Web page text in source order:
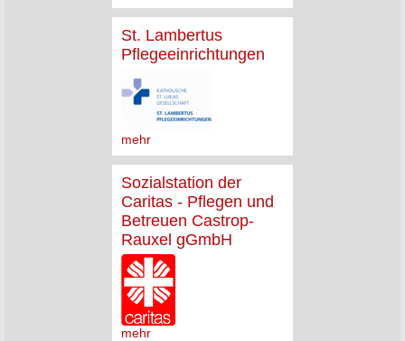
St. Lambertus
Pflegeeinrichtungen
mehr
Sozialstation der
Caritas - Pflegen und
Betreuen Castrop-
Rauxel gGmbH
mehr